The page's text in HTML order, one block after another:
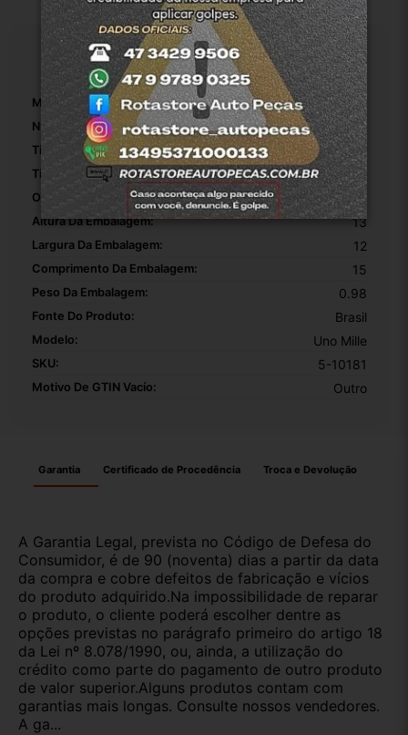
Especificações
Marca: Fiat
Número De Peça: 01
Tipo De Bobina: Ignição
Tipo De Veículo: Carro/Caminhonete
OEM: 1
Altura Da Embalagem: 13
Largura Da Embalagem: 12
Comprimento Da Embalagem: 15
Peso Da Embalagem: 0.98
Fonte Do Produto: Brasil
Modelo: Uno Mille
SKU: 5-10181
Motivo De GTIN Vacío: Outro
Garantia Certificado de Procedência Troca e Devolução
A Garantia Legal, prevista no Código de Defesa do
Consumidor, é de 90 (noventa) dias a partir da data
da compra e cobre defeitos de fabricação e vícios
do produto adquirido.Na impossibilidade de reparar
o produto, o cliente poderá escolher dentre as
opções previstas no parágrafo primeiro do artigo 18
da Lei nº 8.078/1990, ou, ainda, a utilização do
crédito como parte do pagamento de outro produto
de valor superior.Alguns produtos contam com
garantias mais longas. Consulte nossos vendedores.
A ga...